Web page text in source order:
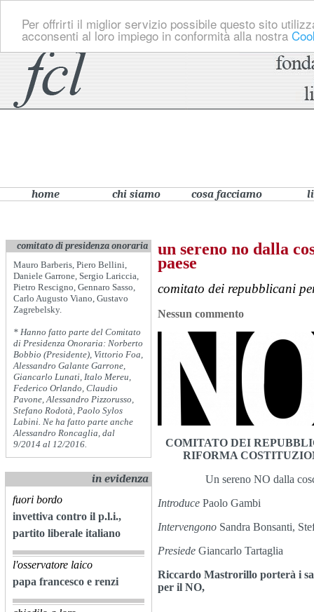
Per offrirti il miglior servizio possibile questo sito
acconsenti al loro impiego in conformità alla nostra
home chi siamo cosa facciamo
comitato di presidenza onoraria
Mauro Barberis, Piero Bellini,
Daniele Garrone, Sergio Lariccia,
Pietro Rescigno, Gennaro Sasso,
Carlo Augusto Viano, Gustavo
Zagrebelsky.
* Hanno fatto parte del Comitato
di Presidenza Onoraria: Norberto
Bobbio (Presidente), Vittorio Foa,
Alessandro Galante Garrone,
Giancarlo Lunati, Italo Mereu,
Federico Orlando, Claudio
Pavone, Alessandro Pizzorusso,
Stefano Rodotà, Paolo Sylos
Labini. Ne ha fatto parte anche
Alessandro Roncaglia, dal
9/2014 al 12/2016.
in evidenza
fuori bordo
invettiva contro il p.l.i.,
partito liberale italiano
l'osservatore laico
papa francesco e renzi
un sereno no dalla
paese
comitato dei repubblicani
Nessun commento
COMITATO DEI
RIFORMA
Un sereno NO dalla
Introduce Paolo Gambi
Intervengono Sandra Bonsanti,
Presiede Giancarlo Tartaglia
Riccardo Mastrorillo porterà i
per il NO,